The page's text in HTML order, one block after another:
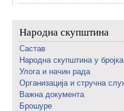
Народна скупштина
Састав
Народна скупштина у
Улога и начин рада
Организација и стручна
Важна документа
Брошуре